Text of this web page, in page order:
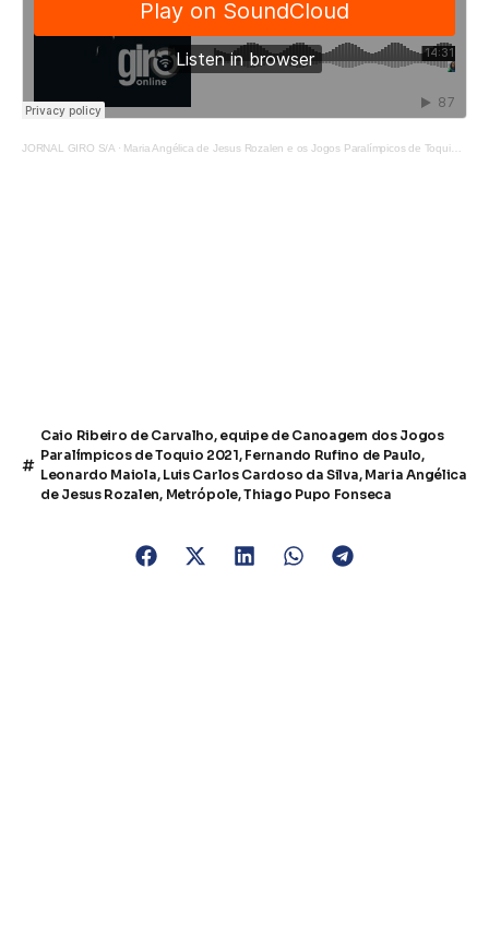
JORNAL GIRO S/A · Maria Angélica de Jesus Rozalen e os Jogos Paralímpicos de Toquio 2021
Caio Ribeiro de Carvalho, equipe de Canoagem dos Jogos
Paralímpicos de Toquio 2021, Fernando Rufino de Paulo,
Leonardo Maiola, Luis Carlos Cardoso da Silva, Maria Angélica
de Jesus Rozalen, Metrópole,Thiago Pupo Fonseca